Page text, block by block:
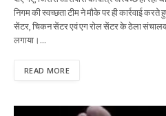
निगम की स्वच्छता टीम ने मौके पर ही कार्रवाई
सेंटर, चिकन सेंटर एवं एग रोल सेंटर के ठेला
लगाया।…
READ MORE